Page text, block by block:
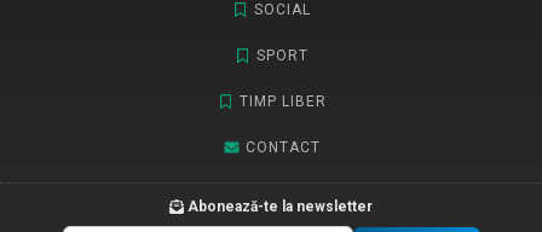
SOCIAL
SPORT
TIMP LIBER
CONTACT
Abonează-te la newsletter